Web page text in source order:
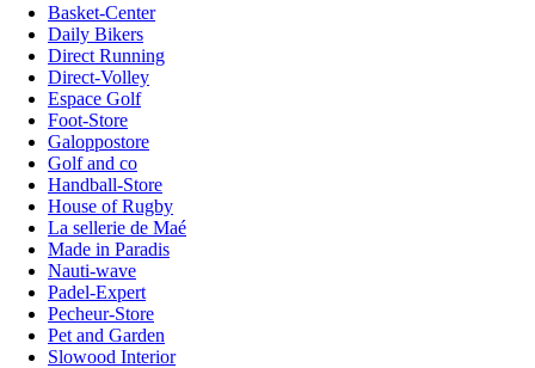
Basket-Center
Daily Bikers
Direct Running
Direct-Volley
Espace Golf
Foot-Store
Galoppostore
Golf and co
Handball-Store
House of Rugby
La sellerie de Maé
Made in Paradis
Nauti-wave
Padel-Expert
Pecheur-Store
Pet and Garden
Slowood Interior